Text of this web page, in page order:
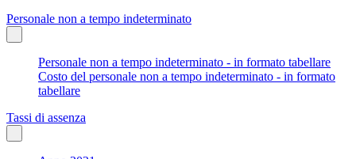
Personale non a tempo indeterminato
Personale non a tempo indeterminato - in formato tabellare
Costo del personale non a tempo indeterminato - in formato
tabellare
Tassi di assenza